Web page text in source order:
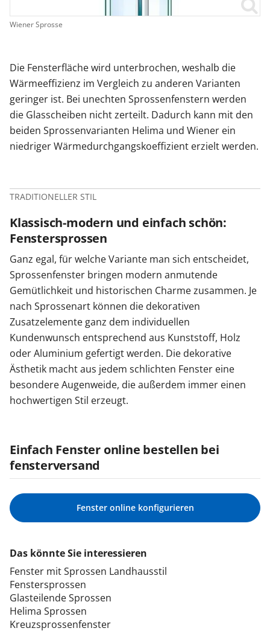
Wiener Sprosse
Die Fensterfläche wird unterbrochen, weshalb die
Wärmeeffizienz im Vergleich zu anderen Varianten
geringer ist. Bei unechten Sprossenfenstern werden
die Glasscheiben nicht zerteilt. Dadurch kann mit den
beiden Sprossenvarianten Helima und Wiener ein
niedriger Wärmedurchgangskoeffizient erzielt werden.
TRADITIONELLER STIL
Klassisch-modern und einfach schön:
Fenstersprossen
Ganz egal, für welche Variante man sich entscheidet,
Sprossenfenster bringen modern anmutende
Gemütlichkeit und historischen Charme zusammen. Je
nach Sprossenart können die dekorativen
Zusatzelemente ganz dem individuellen
Kundenwunsch entsprechend aus Kunststoff, Holz
oder Aluminium gefertigt werden. Die dekorative
Ästhetik macht aus jedem schlichten Fenster eine
besondere Augenweide, die außerdem immer einen
hochwertigen Stil erzeugt.
Einfach Fenster online bestellen bei
fensterversand
Fenster online konfigurieren
Das könnte Sie interessieren
Fenster mit Sprossen Landhausstil
Fenstersprossen
Glasteilende Sprossen
Helima Sprossen
Kreuzsprossenfenster